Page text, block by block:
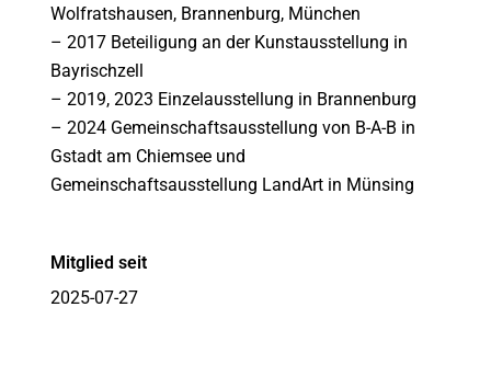
Wolfratshausen, Brannenburg, München
– 2017 Beteiligung an der Kunstausstellung in
Bayrischzell
– 2019, 2023 Einzelausstellung in Brannenburg
– 2024 Gemeinschaftsausstellung von B-A-B in
Gstadt am Chiemsee und
Gemeinschaftsausstellung LandArt in Münsing
Mitglied seit
2025-07-27